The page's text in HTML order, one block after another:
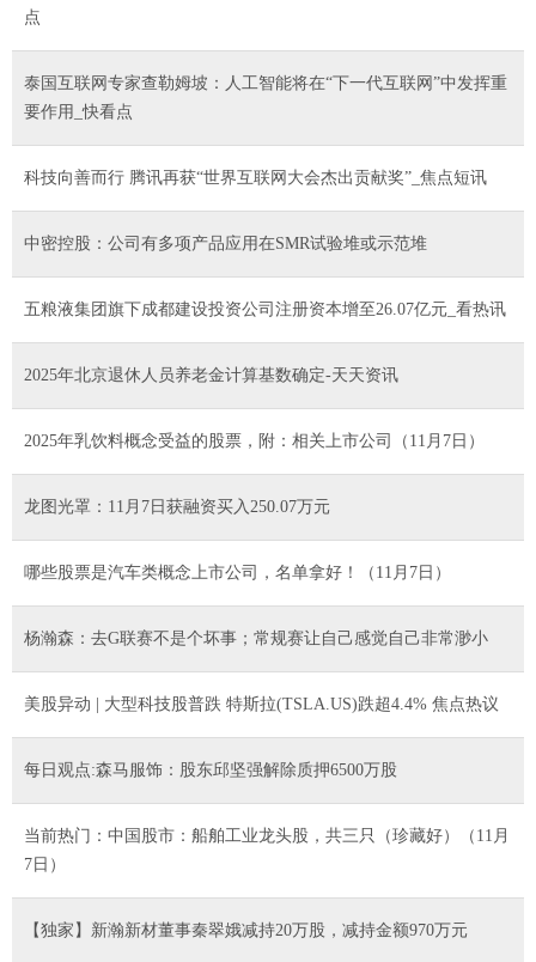
点
泰国互联网专家查勒姆坡：人工智能将在“下一代互联网”中发挥重
要作用_快看点
科技向善而行 腾讯再获“世界互联网大会杰出贡献奖”_焦点短讯
中密控股：公司有多项产品应用在SMR试验堆或示范堆
五粮液集团旗下成都建设投资公司注册资本增至26.07亿元_看热讯
2025年北京退休人员养老金计算基数确定-天天资讯
2025年乳饮料概念受益的股票，附：相关上市公司（11月7日）
龙图光罩：11月7日获融资买入250.07万元
哪些股票是汽车类概念上市公司，名单拿好！（11月7日）
杨瀚森：去G联赛不是个坏事；常规赛让自己感觉自己非常渺小
美股异动 | 大型科技股普跌 特斯拉(TSLA.US)跌超4.4% 焦点热议
每日观点:森马服饰：股东邱坚强解除质押6500万股
当前热门：中国股市：船舶工业龙头股，共三只（珍藏好）（11月
7日）
【独家】新瀚新材董事秦翠娥减持20万股，减持金额970万元